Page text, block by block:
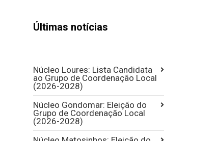
Últimas notícias
Núcleo Loures: Lista Candidata
ao Grupo de Coordenação Local
(2026-2028)
Núcleo Gondomar: Eleição do
Grupo de Coordenação Local
(2026-2028)